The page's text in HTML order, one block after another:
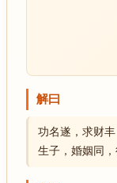
解曰
功名遂，求财
生子，婚姻同